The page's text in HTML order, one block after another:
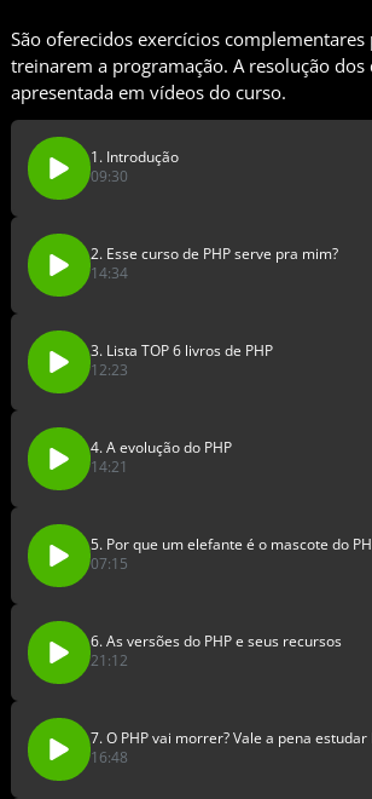
São oferecidos exercícios complementares
treinarem a programação. A resolução dos
apresentada em vídeos do curso.
1. Introdução
09:30
2. Esse curso de PHP serve pra mim?
14:34
3. Lista TOP 6 livros de PHP
12:23
4. A evolução do PHP
14:21
5. Por que um elefante é o mascote do
07:15
6. As versões do PHP e seus recursos
21:12
7. O PHP vai morrer? Vale a pena estudar
16:48